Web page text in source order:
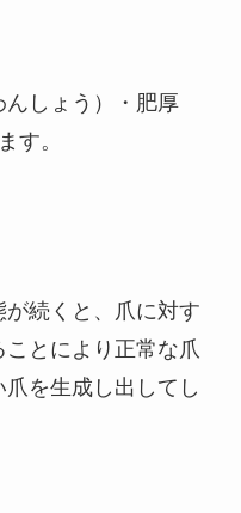
んしょう）・肥厚
す。
続くと、爪に対す
とにより正常な爪
を生成し出してし